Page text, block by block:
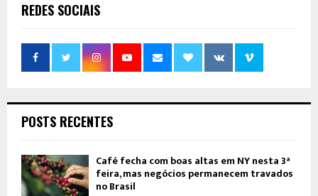
REDES SOCIAIS
POSTS RECENTES
Café fecha com boas altas em NY nesta 3ª
feira, mas negócios permanecem travados
no Brasil